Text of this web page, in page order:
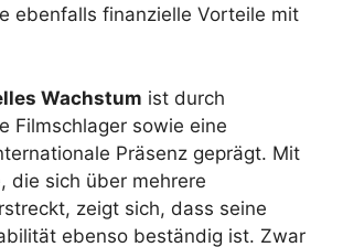
ebenfalls finanzielle Vorteile mit
Wachstum ist durch
Filmschlager sowie eine
Präsenz geprägt. Mit
die sich über mehrere
zeigt sich, dass seine
ebenso beständig ist. Zwar